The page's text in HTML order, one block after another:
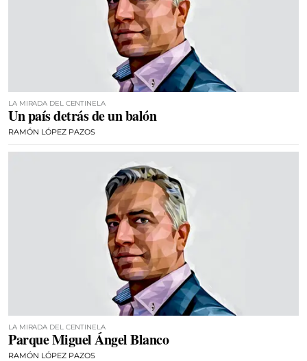
LA MIRADA DEL CENTINELA
Un país detrás de un balón
RAMÓN LÓPEZ PAZOS
LA MIRADA DEL CENTINELA
Parque Miguel Ángel Blanco
RAMÓN LÓPEZ PAZOS